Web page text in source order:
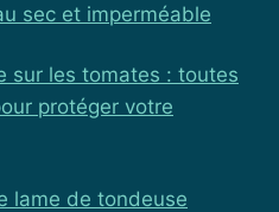
sec et imperméable
sur les tomates : toutes
protéger votre
lame de tondeuse